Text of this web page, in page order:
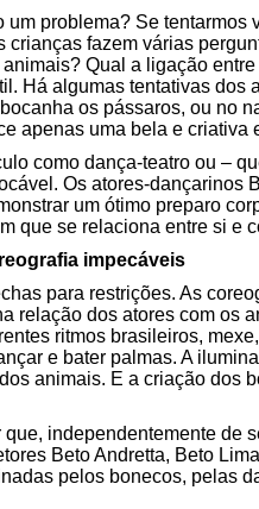
um problema? Se
crianças fazem várias
Qual a ligação
Há algumas tentativas dos
os pássaros, ou no
apenas uma bela e
como dança-teatro ou –
Os atores-dançarinos
um ótimo preparo
que se relaciona entre si e
impecáveis
para restrições. As
relação dos atores com os
ritmos brasileiros,
e bater palmas. A
animais. E a criação dos
independentemente de
Beto Andretta, Beto
pelos bonecos, pelas